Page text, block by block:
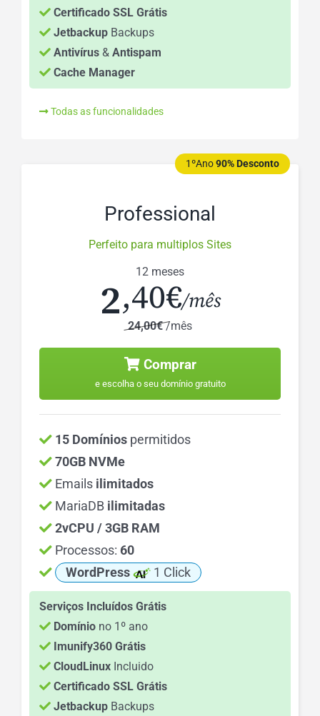
Certificado SSL Grátis
Jetbackup Backups
Antivírus &Antispam
Cache Manager
Todas as funcionalidades
1ºAno90% Desconto
Professional
Perfeito para multiplos Sites
12 meses
2,40€/mês
24,00€/mês
Comprar
e escolha o seu domínio gratuito
15 Domínios permitidos
70GB NVMe
Emails ilimitados
MariaDB ilimitadas
2vCPU / 3GB RAM
Processos: 60
WordPress
1 Click
Serviços Incluídos Grátis
Domínio no 1º ano
Imunify360 Grátis
CloudLinux Incluido
Certificado SSL Grátis
Jetbackup Backups